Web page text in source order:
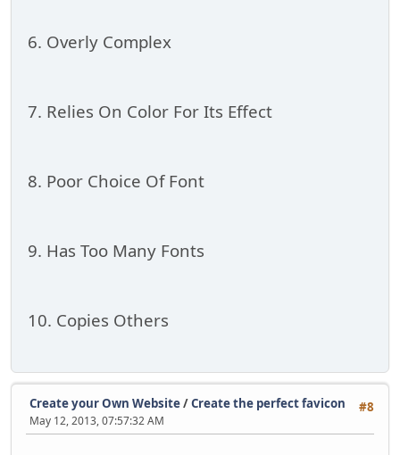
6. Overly Complex
7. Relies On Color For Its Effect
8. Poor Choice Of Font
9. Has Too Many Fonts
10. Copies Others
#8
Create your Own Website/Create the perfect favicon
May 12, 2013, 07:57:32 AM